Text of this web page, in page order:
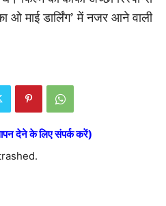
ओ माई डार्लिंग’ में नजर आने वाली
देने के लिए संपर्क करें)